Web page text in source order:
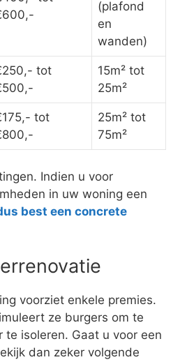
(plafond
en
wanden)
tot
15m² tot
25m²
tot
25m² tot
75m²
Indien u voor
in uw woning een
best een concrete
voorziet enkele premies.
ze burgers om te
te isoleren. Gaat u voor een
dan zeker volgende